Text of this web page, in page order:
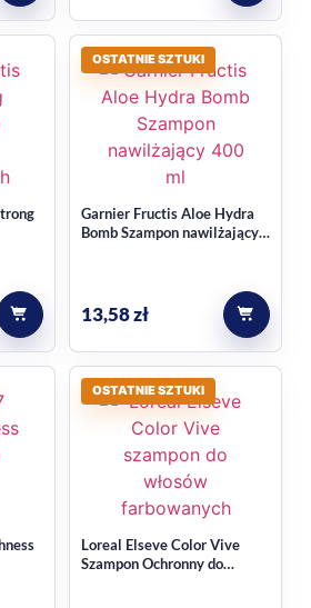
wsparcia w codziennej pielęgnacji.
OSTATNIE SZTUKI
Garnier Fructis Aloe Hydra
Bomb Szampon nawilżający
13,58zł
OSTATNIE SZTUKI
Loreal Elseve Color Vive
Szampon Ochronny do